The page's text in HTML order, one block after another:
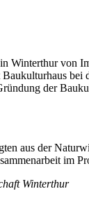
von
der
aus der
im
Winterthur